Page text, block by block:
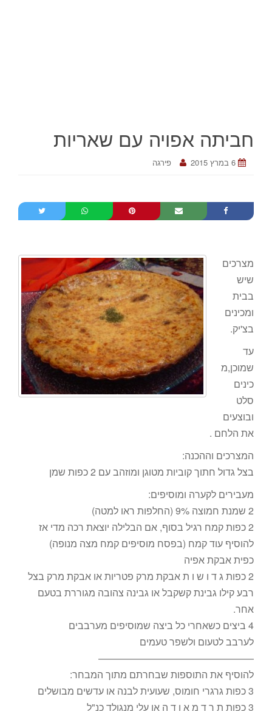
חביתה אפויה עם שאריות
6 במרץ 2015 פירגה
מצרכים
שיש
בבית
ומכינים
בצ'יק.
עד
שמוכן,מ
כינים
סלט
ובוצעים
את הלחם .
המצרכים וההכנה:
בצל גדול חתוך קוביות מטוגן ומוזהב עם 2 כפות שמן
מעבירים לקערה ומוסיפים:
2 שמנת חמוצה 9% (החלפות ראו למטה)
2 כפות קמח רגיל בסוף, אם הבלילה יוצאת רכה מדי אז
להוסיף עוד קמח (בפסח מוסיפים קמח מצה מנופה)
כפית אבקת אפיה
2 כפות ג ד ו ש ו ת אבקת מרק פטריות או אבקת מרק בצל
רבע קילו גבינת קשקבל או גבינה צהובה מגוררת בטעם
אחר.
4 ביצים כשאחרי כל ביצה שמוסיפים מערבבים
לערבב לטעום ולשפר טעמים
————————————————
להוסיף את התוספות שבחרתם מתוך המבחר:
3 כפות גרגרי חומוס, שעועית לבנה או עדשים מבושלים
3 כפות ת ר ד מ א ו ד ה או עלי מנגולד כנ"ל